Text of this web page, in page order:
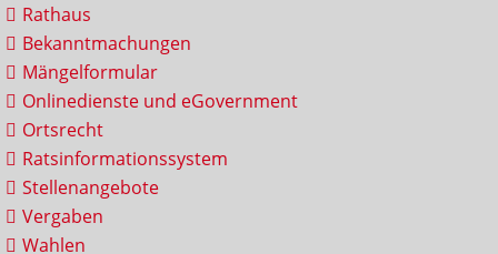
Rathaus
Bekanntmachungen
Mängelformular
Onlinedienste und eGovernment
Ortsrecht
Ratsinformationssystem
Stellenangebote
Vergaben
Wahlen